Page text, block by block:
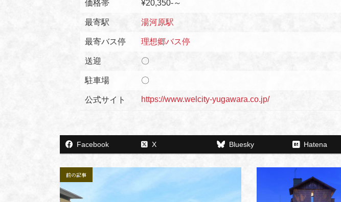
価格帯 ¥20,350-～
最寄駅 湯河原駅
最寄バス停 理想郷バス停
送迎 〇
駐車場 〇
公式サイト https://www.welcity-yugawara.co.jp/
Facebook X Bluesky Hatena
前の記事